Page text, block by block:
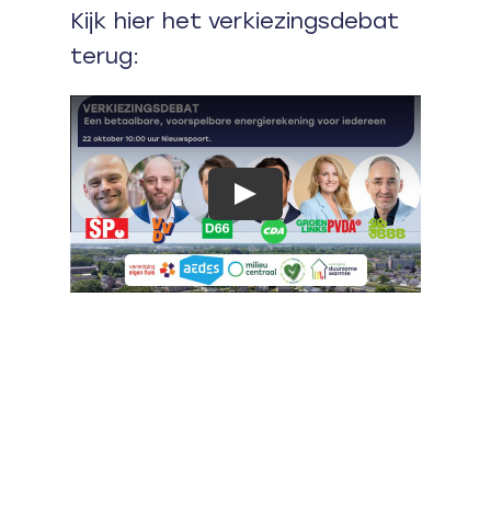
Kijk hier het verkiezingsdebat
terug: